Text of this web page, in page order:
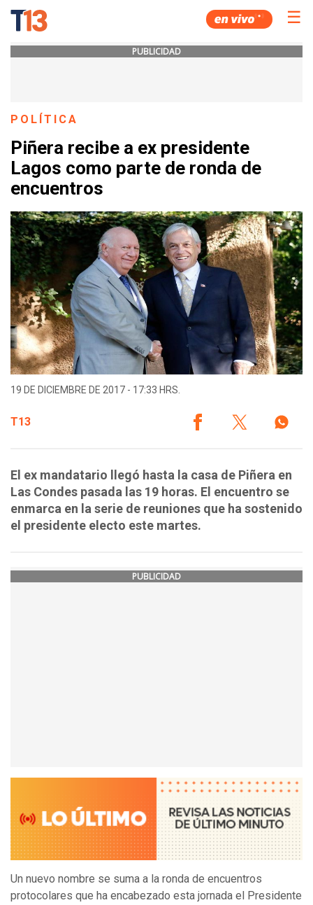
☰
PUBLICIDAD
POLÍTICA
Piñera recibe a ex presidente
Lagos como parte de ronda de
encuentros
19 DE DICIEMBRE DE 2017 - 17:33 HRS.
T13
El ex mandatario llegó hasta la casa de Piñera en
Las Condes pasada las 19 horas. El encuentro se
enmarca en la serie de reuniones que ha sostenido
el presidente electo este martes.
PUBLICIDAD
Un nuevo nombre se suma a la ronda de encuentros
protocolares que ha encabezado esta jornada el Presidente